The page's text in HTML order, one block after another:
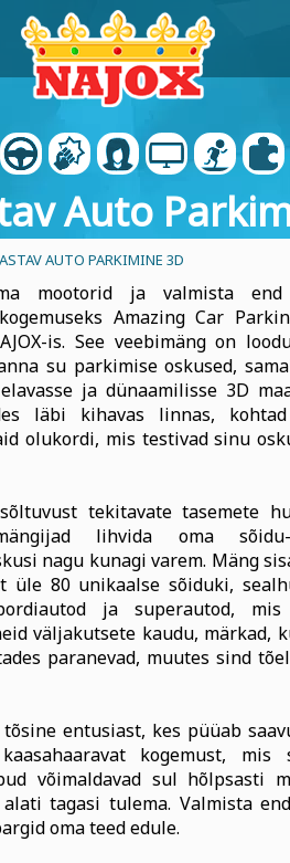
Auto
AUTO PARKIMINE 3D
mootorid ja valmista
Amazing Car
is. See veebimäng on
su parkimise oskused,
ja dünaamilisse 3D
läbi kihavas linnas,
olukordi, mis testivad sinu
tekitavate tasemete
lihvida oma
nagu kunagi varem. Mäng
üle 80 unikaalse sõiduki,
ja superautod,
väljakutsete kaudu, märkad,
paranevad, muutes sind
entusiast, kes püüab
kogemust, mis
võimaldavad sul hõlpsasti
tagasi tulema. Valmista
oma teed edule.